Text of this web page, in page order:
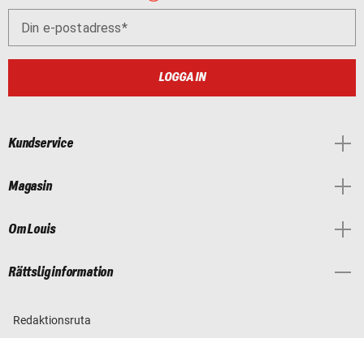
Din e-postadress
LOGGA IN
Kundservice
Magasin
Om Louis
Rättslig information
Redaktionsruta